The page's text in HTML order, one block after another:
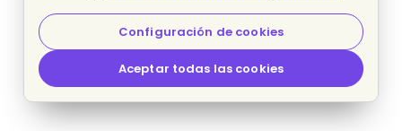
Configuración de cookies
Aceptar todas las cookies